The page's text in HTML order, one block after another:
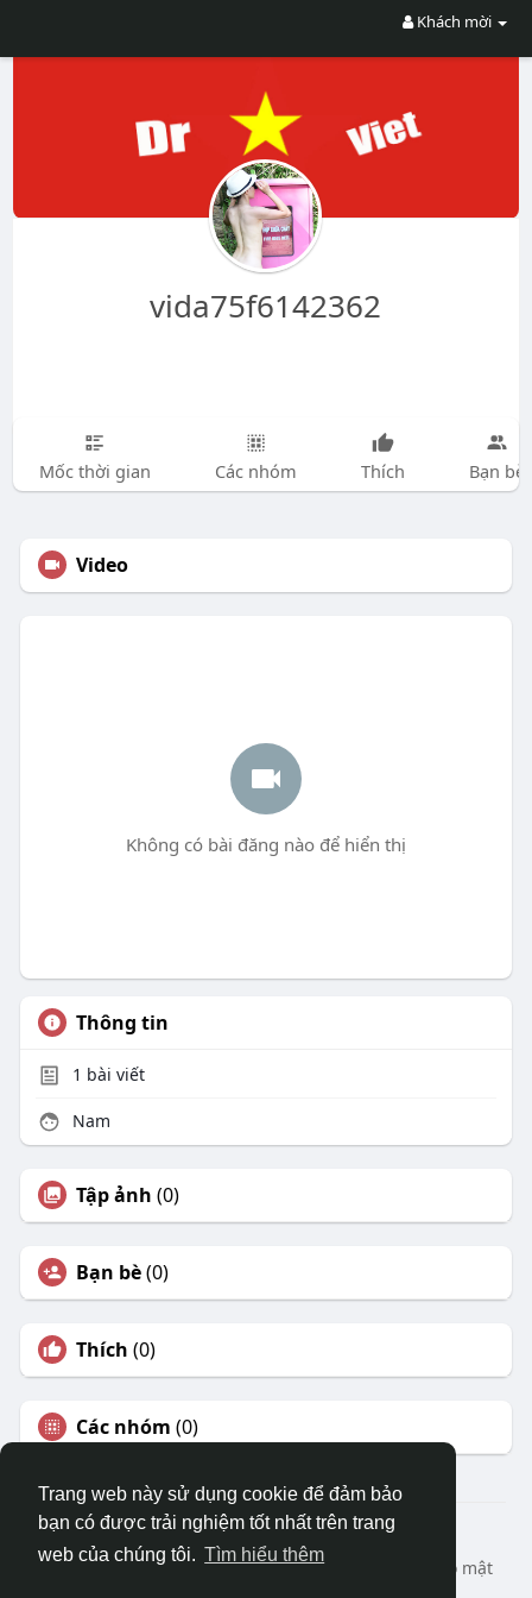
Trang web này sử dụng cookie để đảm bảo
bạn có được trải nghiệm tốt nhất trên trang
web của chúng tôi. Tìm hiểu thêm
Khách mời
vida75f6142362
Mốc thời gian Các nhóm Thích Bạn bè
Video
Không có bài đăng nào để hiển thị
Thông tin
1 bài viết
Nam
Tập ảnh (0)
Bạn bè(0)
Thích (0)
Các nhóm (0)
© 2026 DRVIET.COM
Nhà
Bao Quát Liên hệ chúng tôi
Chính sách bảo mật